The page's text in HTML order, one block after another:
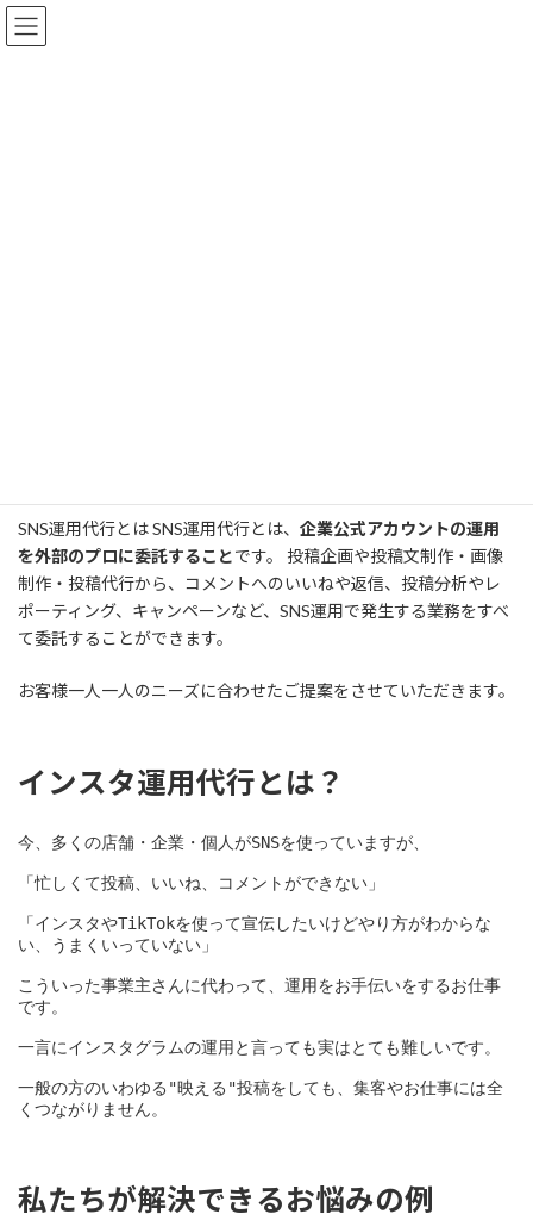
コ
ン
ナ
ビ
SNS運用代行とは SNS運用代行とは、 企業公式アカウントの運用
を外部のプロに委託することです。 投稿企画や投稿文制作・画像
制作・投稿代行から、コメントへのいいねや返信、投稿分析やレ
ポーティング、キャンペーンなど、SNS運用で発生する業務をすべ
て委託することができます。
お客様一人一人のニーズに合わせたご提案をさせていただきます。
インスタ運用代行とは？
今、多くの店舗・企業・個人がSNSを使っていますが、
「忙しくて投稿、いいね、コメントができない」
「インスタやTikTokを使って宣伝したいけどやり方がわからな
い、うまくいっていない」
こういった事業主さんに代わって、運用をお手伝いをするお仕事
です。
一言にインスタグラムの運用と言っても実はとても難しいです。
一般の方のいわゆる"映える"投稿をしても、集客やお仕事には全
くつながりません。
私たちが解決できるお悩みの例